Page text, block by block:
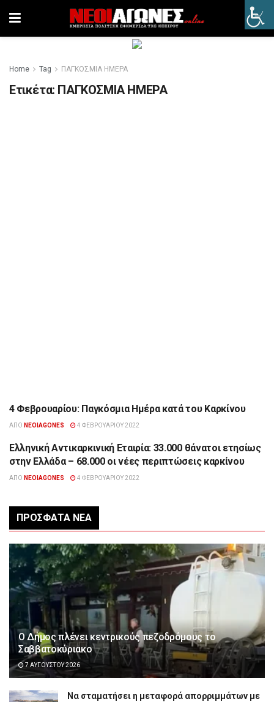
Home Tag ΠΑΓΚΟΣΜΙΑ ΗΜΕΡΑ
Ετικέτα: ΠΑΓΚΟΣΜΙΑ ΗΜΕΡΑ
ΔΙΆΦΟΡΑ
4 Φεβρουαρίου: Παγκόσμια Ημέρα κατά του Καρκίνου
ΑΠΌ NEOIAGONES 4 ΦΕΒΡΟΥΑΡΊΟΥ 2022
ΔΙΆΦΟΡΑ
Ελληνική Αντικαρκινική Εταιρία: 33.000 θάνατοι ετησίως
στην Ελλάδα – 68.000 οι νέες περιπτώσεις καρκίνου
ΑΠΌ NEOIAGONES 4 ΦΕΒΡΟΥΑΡΊΟΥ 2022
ΠΡΌΣΦΑΤΑ ΝΈΑ
Ο Δήμος πλένει κεντρικούς πεζοδρόμους το
Σαββατοκύριακο
7 ΑΥΓΟΎΣΤΟΥ 2026
Να σταματήσει η μεταφορά απορριμμάτων με